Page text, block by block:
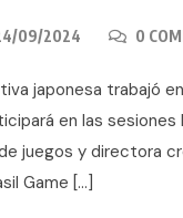
09/2024 0
japonesa trabajó
en las
juegos y directora
Game […]